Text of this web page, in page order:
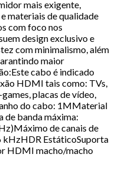
mais exigente,
materiais de qualidade
com foco nos
design exclusivo e
com minimalismo, além
maior
cabo é indicado
HDMI tais como: TVs,
placas de vídeo,
do cabo: 1MMaterial
de banda máxima:
de canais de
kHzHDR EstáticoSuporta
HDMI macho/macho